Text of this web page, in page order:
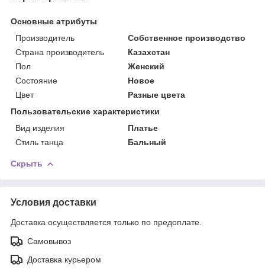
Основные атрибуты
Производитель
Собственное производство
Страна производитель
Казахстан
Пол
Женский
Состояние
Новое
Цвет
Разные цвета
Пользовательские характеристики
Вид изделия
Платье
Стиль танца
Бальный
Скрыть
Условия доставки
Доставка осуществляется только по предоплате.
Самовывоз
Доставка курьером